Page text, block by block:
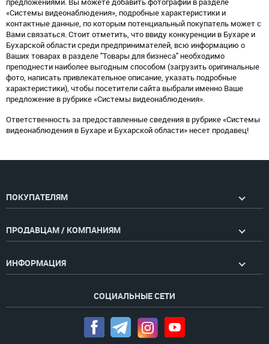
предложениями. Вы можете добавить фотографии в разделе
«Системы видеонаблюдения», подробные характеристики и
контактные данные, по которым потенциальный покупатель может с
Вами связаться. Стоит отметить, что ввиду конкуренции в Бухаре и
Бухарской области среди предпринимателей, всю информацию о
Ваших товарах в разделе "Товары для бизнеса" необходимо
преподнести наиболее выгодным способом (загрузить оригинальные
фото, написать привлекательное описание, указать подробные
характеристики), чтобы посетители сайта выбрали именно Ваше
предложение в рубрике «Системы видеонаблюдения».
Ответственность за предоставленные сведения в рубрике «Системы
видеонаблюдения в Бухаре и Бухарской области» несет продавец!
ПОКУПАТЕЛЯМ
ПРОДАВЦАМ / КОМПАНИЯМ
ИНФОРМАЦИЯ
СОЦИАЛЬНЫЕ СЕТИ